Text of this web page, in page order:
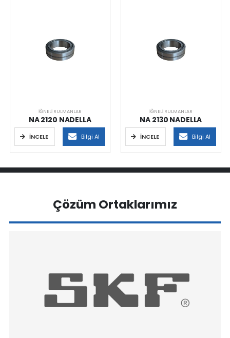
İĞNELI RULMANLAR
NA 2120 NADELLA
İNCELE Bilgi Al
İĞNELI RULMANLAR
NA 2130 NADELLA
İNCELE Bilgi Al
Çözüm Ortaklarımız